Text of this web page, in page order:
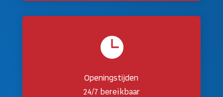

Openingstijden
24/7 bereikbaar